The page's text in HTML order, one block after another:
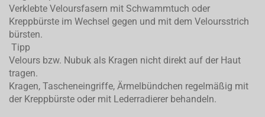
Verklebte Veloursfasern mit Schwammtuch oder
Kreppbürste im Wechsel gegen und mit dem Veloursstrich
bürsten.
Tipp
Velours bzw. Nubuk als Kragen nicht direkt auf der Haut
tragen.
Kragen, Tascheneingriffe, Ärmelbündchen regelmäßig mit
der Kreppbürste oder mit Lederradierer behandeln.